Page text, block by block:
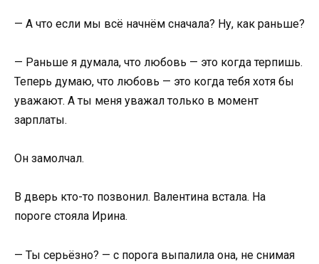
— А что если мы всё начнём сначала? Ну, как раньше?
— Раньше я думала, что любовь — это когда терпишь.
Теперь думаю, что любовь — это когда тебя хотя бы
уважают. А ты меня уважал только в момент
зарплаты.
Он замолчал.
В дверь кто-то позвонил. Валентина встала. На
пороге стояла Ирина.
— Ты серьёзно? — с порога выпалила она, не снимая